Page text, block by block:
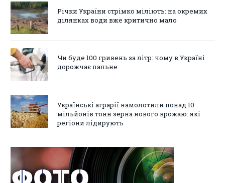
Річки України стрімко міліють: на окремих
ділянках води вже критично мало
Чи буде 100 гривень за літр: чому в Україні
дорожчає пальне
Українські аграрії намолотили понад 10
мільйонів тонн зерна нового врожаю: які
регіони лідирують